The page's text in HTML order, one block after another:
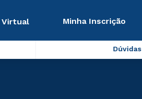
Virtual Minha Inscrição
Dúvidas